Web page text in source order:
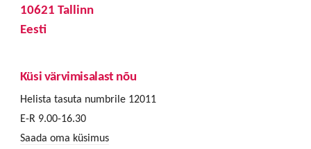
10621 Tallinn
Eesti
Küsi värvimisalast nõu
Helista tasuta numbrile 12011
E-R 9.00-16.30
Saada oma küsimus